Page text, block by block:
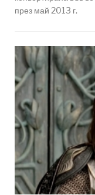
през май 2013 г.